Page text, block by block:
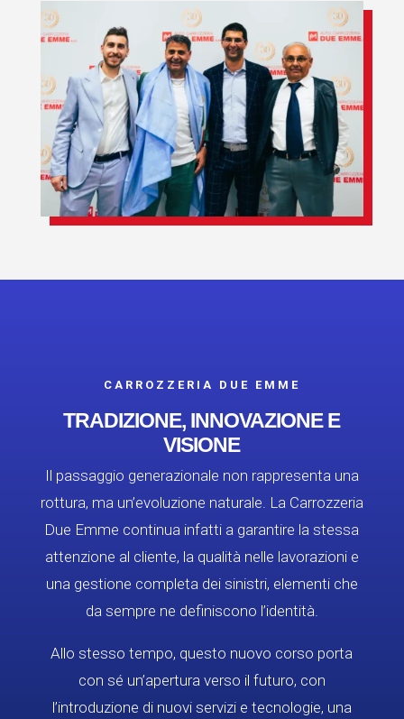
CARROZZERIA DUE EMME
TRADIZIONE, INNOVAZIONE E
VISIONE
Il passaggio generazionale non rappresenta una
rottura, ma un’evoluzione naturale. La Carrozzeria
Due Emme continua infatti a garantire la stessa
attenzione al cliente, la qualità nelle lavorazioni e
una gestione completa dei sinistri, elementi che
da sempre ne definiscono l’identità.
Allo stesso tempo, questo nuovo corso porta
con sé un’apertura verso il futuro, con
l’introduzione di nuovi servizi e tecnologie, una